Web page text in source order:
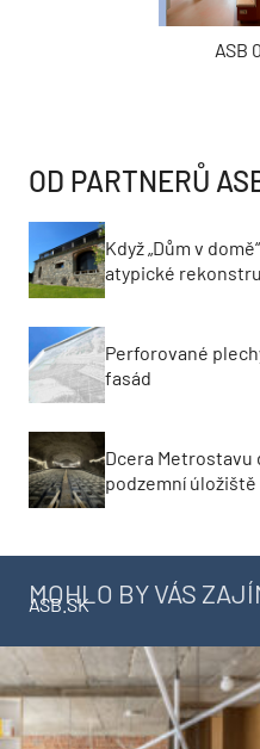
ASB
OD PARTNERŮ
Když „Dům v
atypické
Perforované
fasád
Dcera
podzemní úložiště
MOHLO BY VÁS
ASB.SK